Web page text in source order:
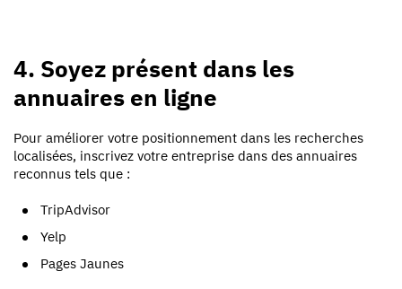
4. Soyez présent dans les
annuaires en ligne
Pour améliorer votre positionnement dans les recherches
localisées, inscrivez votre entreprise dans des annuaires
reconnus tels que :
TripAdvisor
Yelp
Pages Jaunes